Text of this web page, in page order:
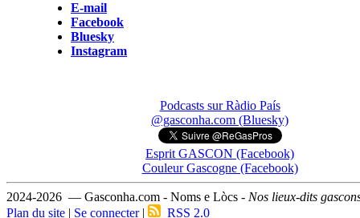
E-mail
Facebook
Bluesky
Instagram
Podcasts sur Ràdio País
@gasconha.com (Bluesky)
Esprit GASCON (Facebook)
Couleur Gascogne (Facebook)
2024-2026 — Gasconha.com - Noms e Lòcs - Nos lieux-dits
Plan du site | Se connecter| RSS 2.0